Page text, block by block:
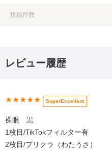
投稿件数
レビュー履歴
★★★★★ SuperExcellent
裸眼 黒
1枚目/TikTokフィルター有
2枚目/プリクラ（わたうさ）